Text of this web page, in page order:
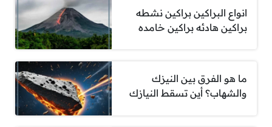
انواع البراكين براكين نشطه
براكين هادئه براكين خامده
ما هو الفرق بين النيزك
والشهاب؟ أين تسقط النيازك